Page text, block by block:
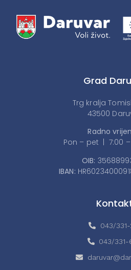
Grad
Trg kralja
43500
Radno
Pon – pet | 7:00 –
OIB:
IBAN:
043/331-
043/331-